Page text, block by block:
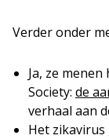
Verder onder
Ja, ze
Society: de
verhaal aan
Het